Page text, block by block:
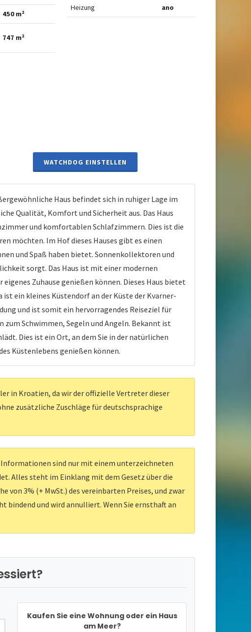
450 m²
747 m²
Heizung ano
WATCHDOG EINSTELLEN
Haus befindet sich in ruhiger Lage im
Qualität, Komfort und Sicherheit aus. Das Haus
und komfortablen Schlafzimmern. Dies ist die
möchten. Im Hof dieses Hauses gibt es einen
und Spaß haben bietet. Sonnenkollektoren und
sorgt. Das Haus ist mit einer modernen
Zuhause genießen können. Dieses Haus bietet
ein kleines Küstendorf an der Küste der Kvarner-
und ist somit ein hervorragendes Reiseziel für
Schwimmen, Segeln und Angeln. Bekannt ist
Dies ist ein Ort, an dem Sie in der natürlichen
Küstenlebens genießen können.
in Kroatien, da wir der offizielle Vertreter dieser
zusätzliche Zuschläge für deutschsprachige
sind nur mit einem unterzeichneten
Alles steht im Einklang mit dem Gesetz über die
3% (+ MwSt.) des vereinbarten Preises, und zwar
bindend und wird annulliert. Wenn Sie ernsthaft an
Kaufen Sie eine Wohnung oder ein Haus
am Meer?